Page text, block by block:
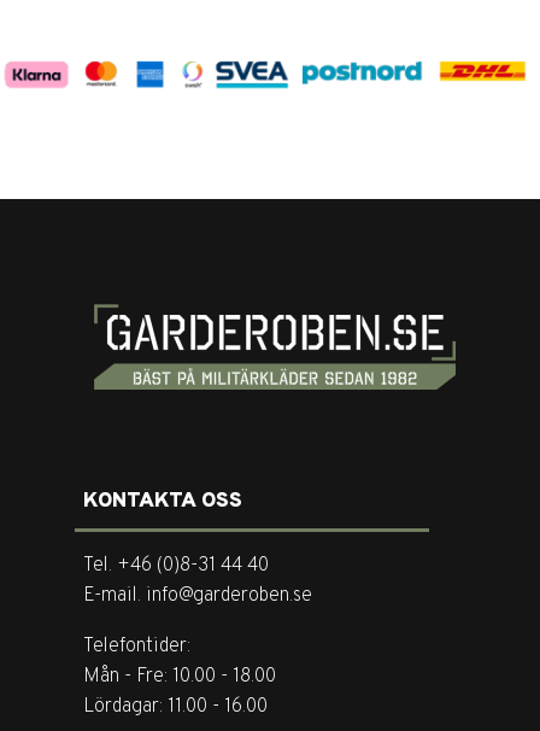
KONTAKTA OSS
Tel. +46 (0)8-31 44 40
E-mail. info@garderoben.se
Telefontider:
Mån - Fre: 10.00 - 18.00
Lördagar: 11.00 - 16.00